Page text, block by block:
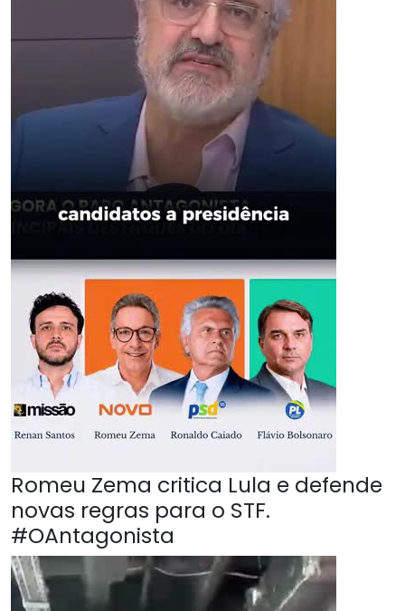
Romeu Zema critica Lula e defende
novas regras para o STF.
#OAntagonista